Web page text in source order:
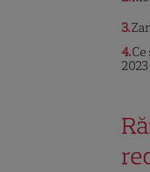
3
4Ce
2023